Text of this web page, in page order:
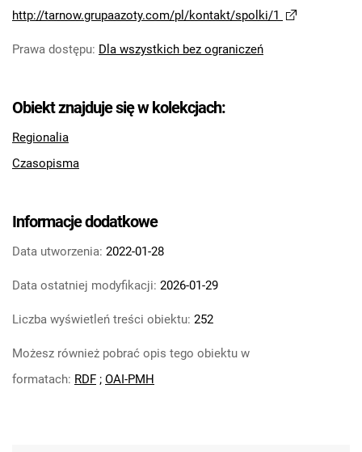
Robotniczego Zakładów Azotowych im.
Tarnowskie Azoty : Organ Samorządu
Feliksa Dzierżyńskiego. 1966, nr 16
Feliksa Dzierżyńskiego. 1966, nr 17
Feliksa Dzierżyńskiego. 1966, nr 18
Tarnowskie Azoty : Organ Samorządu
Feliksa Dzierżyńskiego. 1966, nr 19
Tarnowskie Azoty : Organ Samorządu
Feliksa Dzierżyńskiego. 1966, nr 20
Tarnowskie Azoty : Organ Samorządu
http://tarnow.grupaazoty.com/pl/kontakt/spolki/1
Prawa dostępu: Dla wszystkich bez ograniczeń
Obiekt znajduje się w kolekcjach:
Regionalia
Czasopisma
Informacje dodatkowe
Data utworzenia: 2022-01-28
Data ostatniej modyfikacji: 2026-01-29
Liczba wyświetleń treści obiektu: 252
Możesz również pobrać opis tego obiektu w
formatach: RDF ; OAI-PMH